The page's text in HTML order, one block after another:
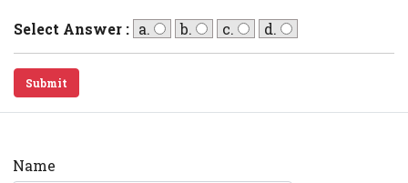
Select Answer : a. b. c. d.
Submit
Name